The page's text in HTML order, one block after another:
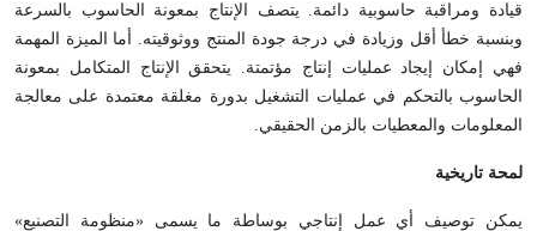
قيادة ومراقبة حاسوبية دائمة. يتصف الإنتاج بمعونة الحاسوب بالسرعة
وبنسبة خطأ أقل وزيادة في درجة جودة المنتج ووثوقيته. أما الميزة المهمة
فهي إمكان إيجاد عمليات إنتاج مؤتمتة. يتحقق الإنتاج المتكامل بمعونة
الحاسوب بالتحكم في عمليات التشغيل بدورة مغلقة معتمدة على معالجة
المعلومات والمعطيات بالزمن الحقيقي.
لمحة تاريخية
يمكن توصيف أي عمل إنتاجي بوساطة ما يسمى «منظومة التصنيع»